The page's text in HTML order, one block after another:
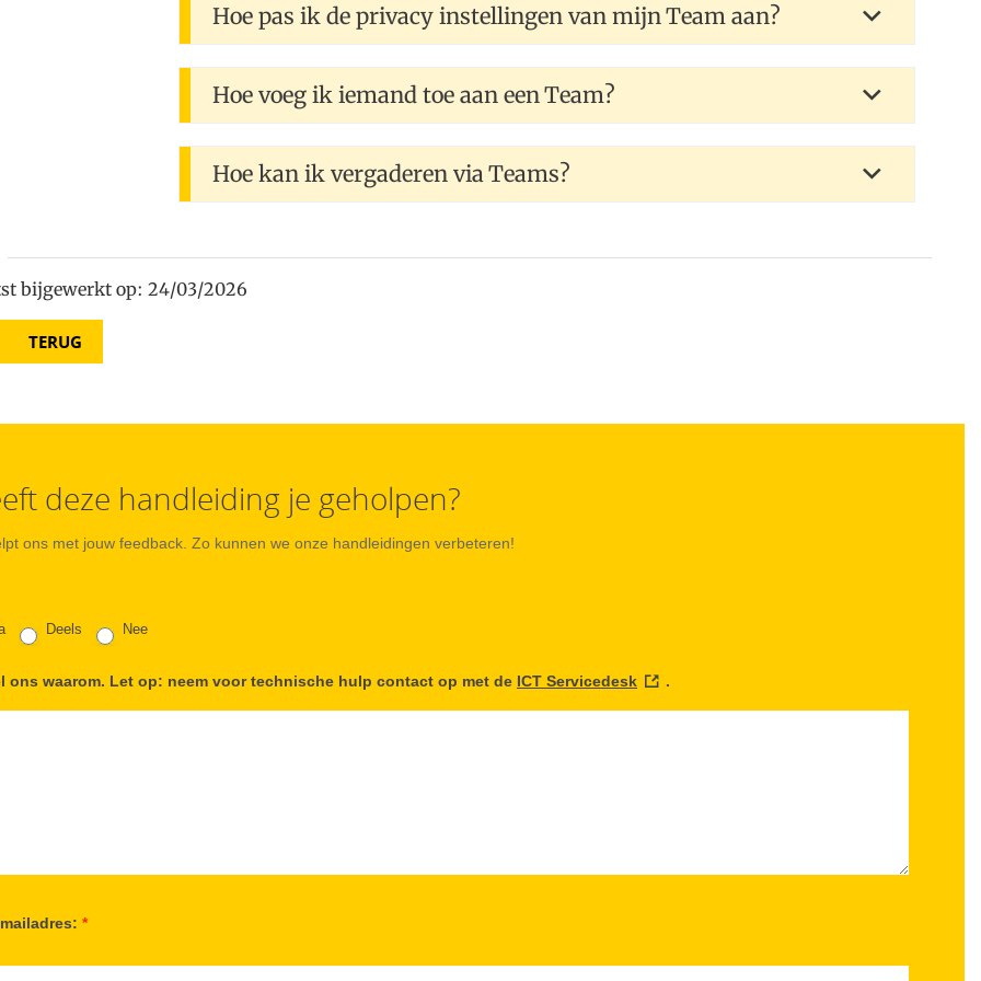
Hoe pas ik de privacy instellingen van mijn Team aan?
Hoe voeg ik iemand toe aan een Team?
Hoe kan ik vergaderen via Teams?
bijgewerkt op: 24/03/2026
TERUG
deze handleiding je geholpen?
ons met jouw feedback. Zo kunnen we onze handleidingen verbeteren!
Deels Nee
ons waarom. Let op: neem voor technische hulp contact op met de ICT Servicedesk .
*